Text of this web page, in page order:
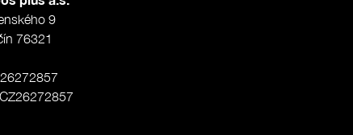
9
76321